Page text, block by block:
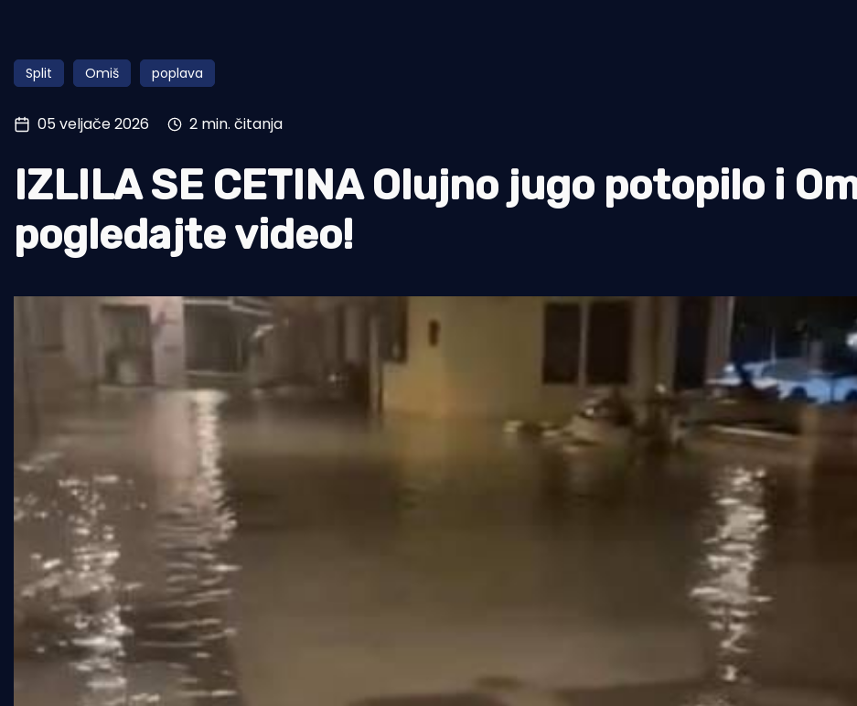
Pomorstvo
Ribolov
Tradicija i kultura
Split Omiš poplava
05 veljače 2026 2 min. čitanja
IZLILA SE CETINA Olujno jugo potopilo i
pogledajte video!